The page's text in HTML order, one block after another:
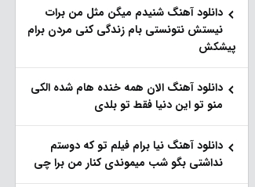
دانلود آهنگ شنیدم میگن مثل من برات
نیستش نتونستی بام زندگی کنی مردن برام
پیشکش
دانلود آهنگ الان همه خنده هام شده الکی
منو تو این دنیا فقط تو بلدی
دانلود آهنگ نیا برام فیلم تو‌ که دوستم
نداشتی بگو شب میموندی کنار من برا چی